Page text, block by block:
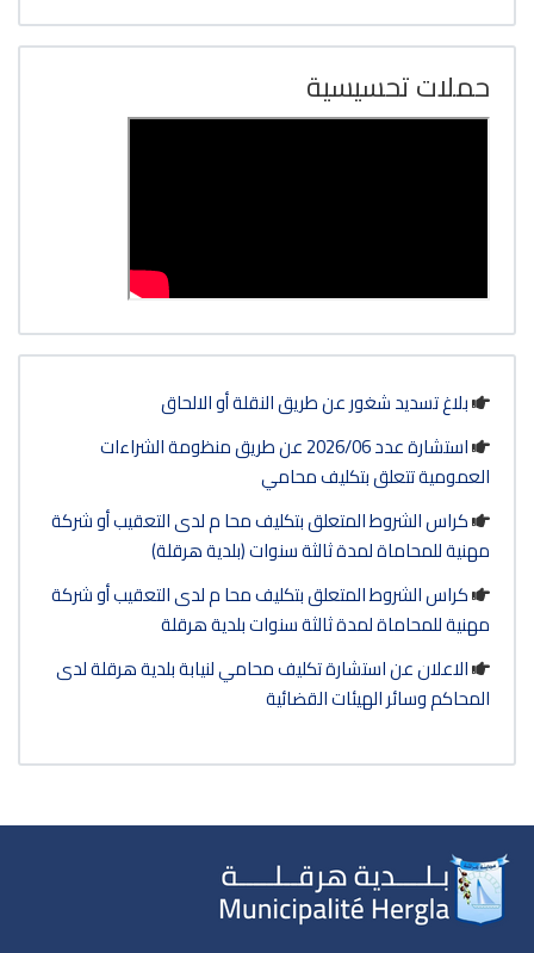
حملات تحسيسية
بلاغ تسديد شغور عن طريق النقلة أو الالحاق
استشارة عدد 2026/06 عن طريق منظومة الشراءات
العمومية تتعلق بتكليف محامي
كراس الشروط المتعلق بتكليف محا م لدى التعقيب أو شركة
مهنية للمحاماة لمدة ثالثة سنوات (بلدية هرقلة)
كراس الشروط المتعلق بتكليف محا م لدى التعقيب أو شركة
مهنية للمحاماة لمدة ثالثة سنوات بلدية هرقلة
الاعلان عن استشارة تكليف محامي لنيابة بلدية هرقلة لدى
المحاكم وسائر الهيئات القضائية